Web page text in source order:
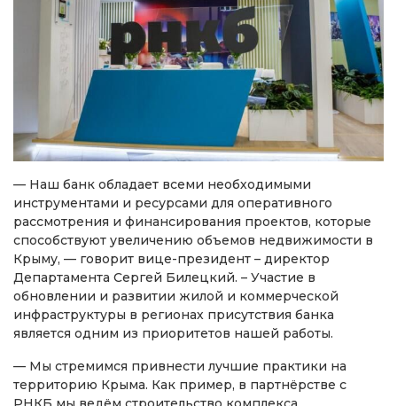
— Наш банк обладает всеми необходимыми
инструментами и ресурсами для оперативного
рассмотрения и финансирования проектов, которые
способствуют увеличению объемов недвижимости в
Крыму, — говорит вице-президент – директор
Департамента Сергей Билецкий. – Участие в
обновлении и развитии жилой и коммерческой
инфраструктуры в регионах присутствия банка
является одним из приоритетов нашей работы.
— Мы стремимся привнести лучшие практики на
территорию Крыма. Как пример, в партнёрстве с